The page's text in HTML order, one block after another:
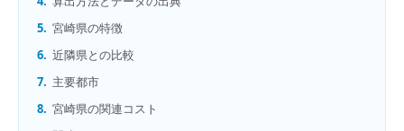
5. 宮崎県の特徴
6. 近隣県との比較
7. 主要都市
8. 宮崎県の関連コスト